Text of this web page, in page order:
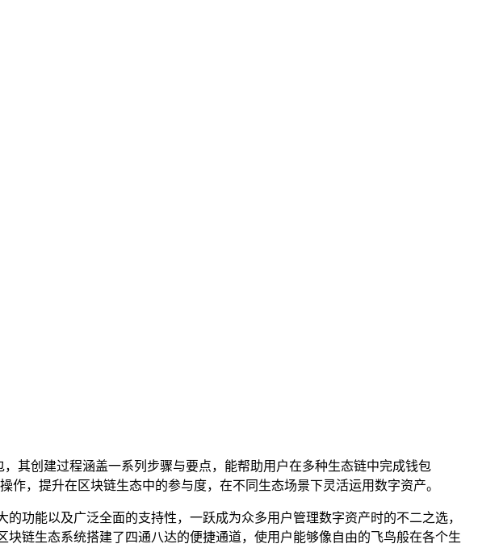
其创建过程涵盖一系列步骤与要点，能帮助用户在多种生态链中完成钱包
，提升在区块链生态中的参与度，在不同生态场景下灵活运用数字资产。
功能以及广泛全面的支持性，一跃成为众多用户管理数字资产时的不二之选，
链生态系统搭建了四通八达的便捷通道，使用户能够像自由的飞鸟般在各个生